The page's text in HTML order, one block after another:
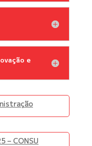
e
– CONSU